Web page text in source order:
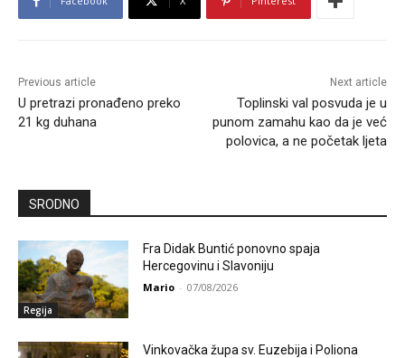
Previous article
U pretrazi pronađeno preko
21 kg duhana
Next article
Toplinski val posvuda je u
punom zamahu kao da je već
polovica, a ne početak ljeta
SRODNO
Regija
Fra Didak Buntić ponovno spaja
Hercegovinu i Slavoniju
Mario - 07/08/2026
Vinkovačka župa sv. Euzebija i Poliona